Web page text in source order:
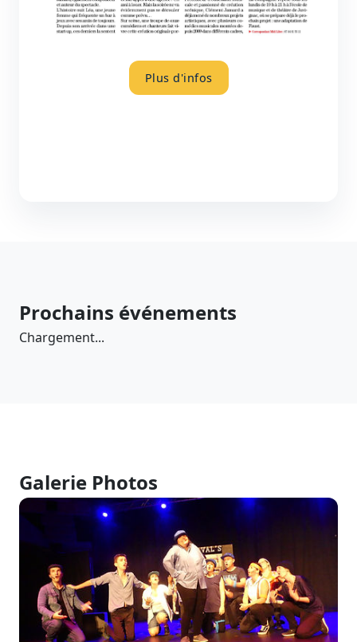
Plus d'infos
Prochains événements
Chargement...
Galerie Photos